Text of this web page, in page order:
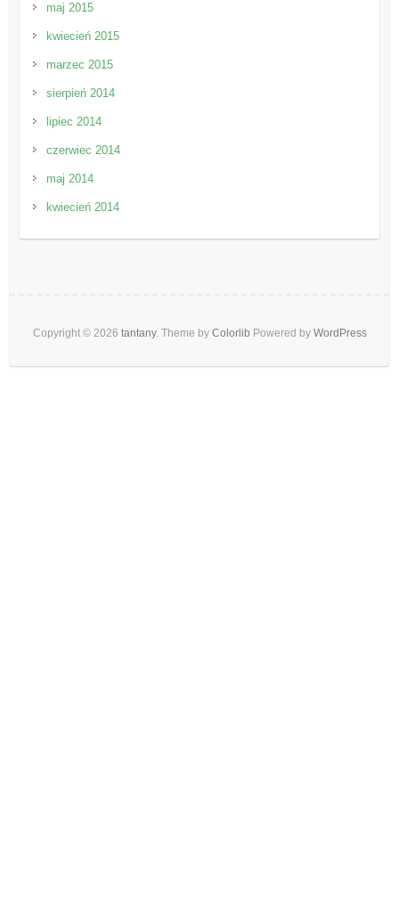
maj 2015
kwiecień 2015
marzec 2015
sierpień 2014
lipiec 2014
czerwiec 2014
maj 2014
kwiecień 2014
Copyright © 2026 tantany. Theme by Colorlib Powered by WordPress